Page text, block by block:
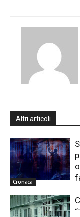
Altri articoli
Cronaca